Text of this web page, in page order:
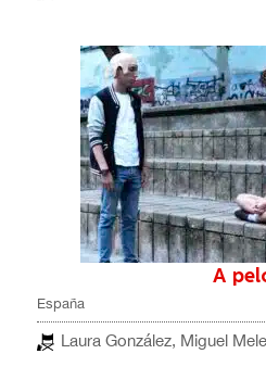
A
España
Laura González, Miguel